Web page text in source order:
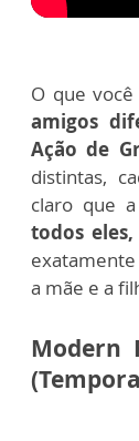
O que
amigos
Ação de
distintas,
claro que
todos
exatamente
a mãe e a
Modern